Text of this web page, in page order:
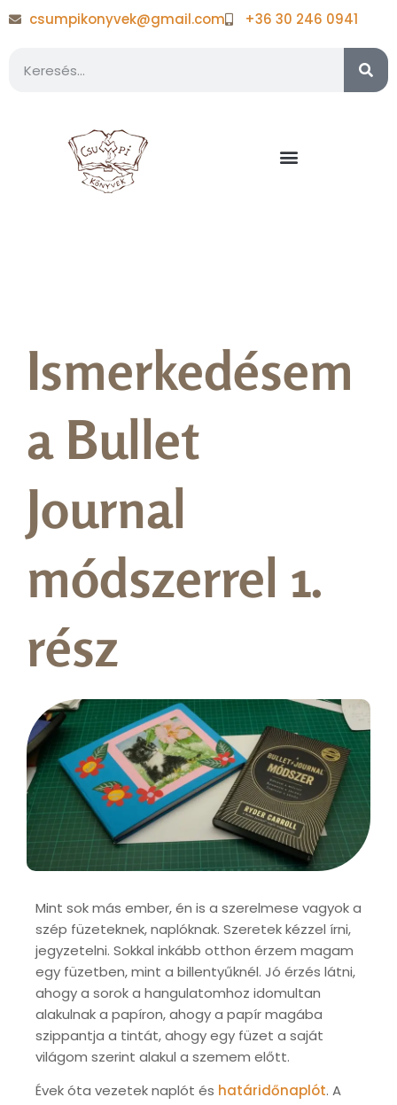
csumpikonyvek@gmail.com +36 30 246 0941
Ismerkedésem
a Bullet
Journal
módszerrel 1.
rész
Mint sok más ember, én is a szerelmese vagyok a
szép füzeteknek, naplóknak. Szeretek kézzel írni,
jegyzetelni. Sokkal inkább otthon érzem magam
egy füzetben, mint a billentyűknél. Jó érzés látni,
ahogy a sorok a hangulatomhoz idomultan
alakulnak a papíron, ahogy a papír magába
szippantja a tintát, ahogy egy füzet a saját
világom szerint alakul a szemem előtt.
Évek óta vezetek naplót és határidőnaplót. A